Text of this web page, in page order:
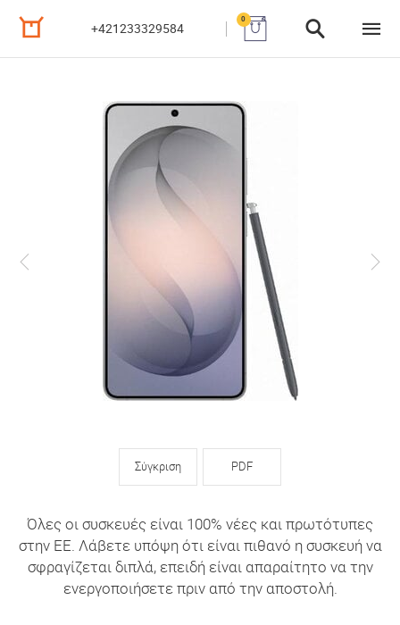
+421233329584
0
Σύγκριση PDF
Όλες οι συσκευές είναι 100% νέες και πρωτότυπες
στην ΕΕ. Λάβετε υπόψη ότι είναι πιθανό η συσκευή να
σφραγίζεται διπλά, επειδή είναι απαραίτητο να την
ενεργοποιήσετε πριν από την αποστολή.